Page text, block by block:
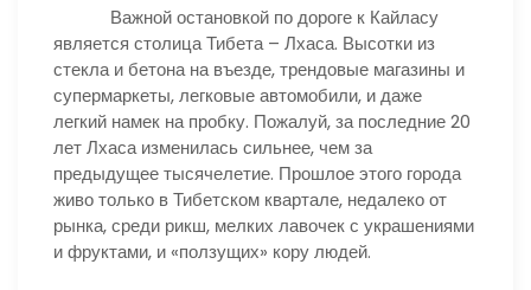
Важной остановкой по дороге к Кайласу
является столица Тибета – Лхаса. Высотки из
стекла и бетона на въезде, трендовые магазины и
супермаркеты, легковые автомобили, и даже
легкий намек на пробку. Пожалуй, за последние 20
лет Лхаса изменилась сильнее, чем за
предыдущее тысячелетие. Прошлое этого города
живо только в Тибетском квартале, недалеко от
рынка, среди рикш, мелких лавочек с украшениями
и фруктами, и «ползущих» кору людей.